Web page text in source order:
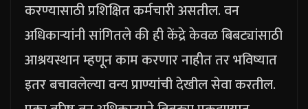
करण्यासाठी प्रशिक्षित कर्मचारी असतील. वन
अधिकाऱ्यांनी सांगितले की ही केंद्रे केवळ बिबट्यांसाठी
आश्रयस्थान म्हणून काम करणार नाहीत तर भविष्यात
इतर बचावलेल्या वन्य प्राण्यांची देखील सेवा करतील.